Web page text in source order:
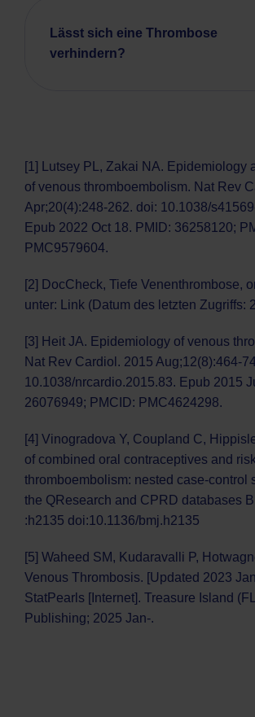
Lässt sich eine Thrombose
verhindern?
[1] Lutsey PL, Zakai NA. Epidemiology
of venous thromboembolism. Nat Rev
Apr;20(4):248-262. doi: 10.1038/
Epub 2022 Oct 18. PMID: 36258120;
PMC9579604.
[2] DocCheck, Tiefe Venenthrombose,
unter: Link (Datum des letzten Zugriffs:
[3] Heit JA. Epidemiology of venous
Nat Rev Cardiol. 2015 Aug;12(8):464-
10.1038/nrcardio.2015.83. Epub 2015
26076949; PMCID: PMC4624298.
[4] Vinogradova Y, Coupland C,
of combined oral contraceptives and
thromboembolism: nested case-control
the QResearch and CPRD databases
:h2135 doi:10.1136/bmj.h2135
[5] Waheed SM, Kudaravalli P,
Venous Thrombosis. [Updated 2023
StatPearls [Internet]. Treasure Island
Publishing; 2025 Jan-.